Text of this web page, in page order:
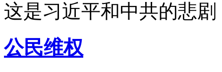
这是习近平和中共的悲
公民维权